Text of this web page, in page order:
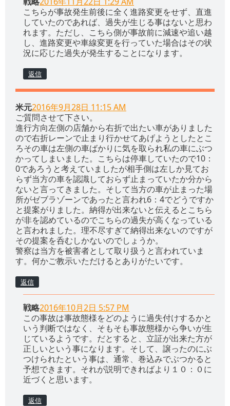
こちらが事故発生前後に全く進路変更をせず、直進
していたのであれば、過失が生じる事はないと思わ
れます。ただし、こちら側が事故前に減速や追い越
し、進路変更や車線変更を行っていた場合はその状
況に応じた過失が発生することになります。
返信
米元2016年9月28日 11:15 AM
ご質問させて下さい。
進行方向左側の店舗から右折で出たい車がありました
ので右折レーンで止まり行かせてあげようとしたとこ
ろその車は左側の車ばかりに気を取られ私の車にぶつ
かってしまいました。こちらは停車していたので10：
0であろうと考えていましたが相手側は左しか見てお
らず当方の車を認識しておらず止まっていたか分から
ないと言ってきました。そして当方の車が止まった場
所がゼブラゾーンであったと言われ6：4でどうですか
と提案がりました。納得が出来ないと伝えるとこちら
が非を認めているのでこちらの過失が高くなっている
と言われました。理不尽すぎて納得出来ないのですが
その提案を呑むしかないのでしょうか。
警察は当方を被害者として取り扱うと言われていま
す。何かご教示いただけるとありがたいです。
返信
戦略2016年10月2日 5:57 PM
この事故は事故態様をどのように過失付けするかと
いう判断ではなく、そもそも事故態様から争いが生
じているようです。だとすると、立証が出来た方が
正しいという事になります。そして、譲ったのにぶ
つけられたという事は、通常、巻込みでぶつかると
予想できます。それが説明できればより１０：０に
近づくと思います。
返信